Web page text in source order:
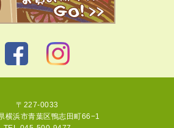
〒227-0033
横浜市青葉区鴨志田町66−1